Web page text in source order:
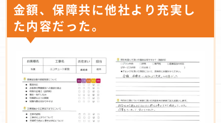
金額、保障共に他社より充実し
た内容だった。